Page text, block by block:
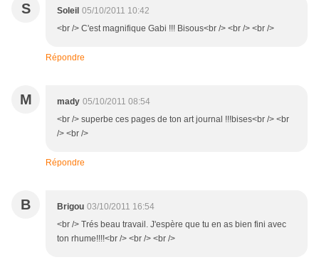
S Soleil 05/10/2011 10:42
<br /> C'est magnifique Gabi !!! Bisous<br /> <br /> <br />
Répondre
M mady 05/10/2011 08:54
<br /> superbe ces pages de ton art journal !!!bises<br /> <br
/> <br />
Répondre
B Brigou 03/10/2011 16:54
<br /> Trés beau travail. J'espère que tu en as bien fini avec
ton rhume!!!!<br /> <br /> <br />